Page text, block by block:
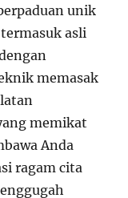
unik
asli
memasak
memikat
Anda
ragam cita